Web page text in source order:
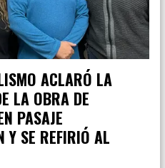
ACLARÓ LA
LA OBRA DE
PASAJE
Y SE REFIRIÓ AL